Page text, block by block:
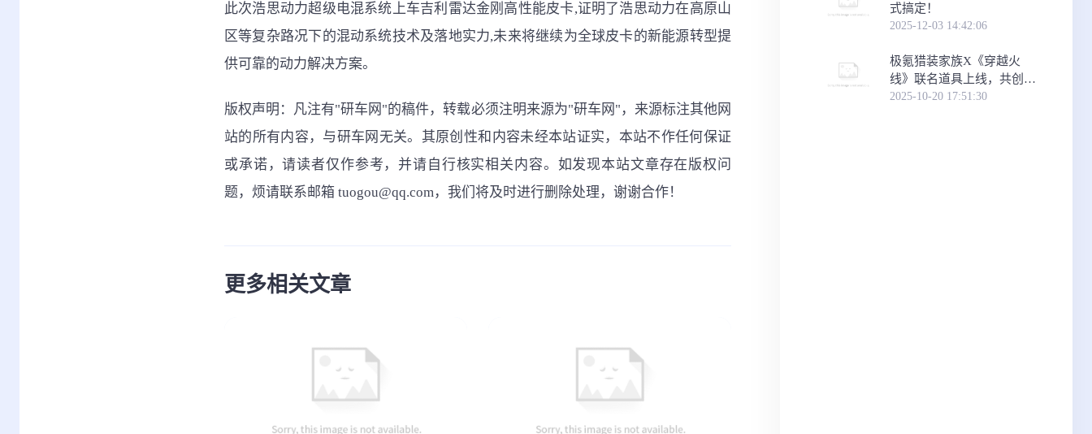
此次浩思动力超级电混系统上车吉利雷达金刚高性能皮卡,证明了浩思动力在高原山
区等复杂路况下的混动系统技术及落地实力,未来将继续为全球皮卡的新能源转型提
供可靠的动力解决方案。
版权声明：凡注有"研车网"的稿件，转载必须注明来源为"研车网"，来源标注其他网
站的所有内容，与研车网无关。其原创性和内容未经本站证实，本站不作任何保证
或承诺，请读者仅作参考，并请自行核实相关内容。如发现本站文章存在版权问
题，烦请联系邮箱 tuogou@qq.com，我们将及时进行删除处理，谢谢合作！
更多相关文章
式搞定！
2025-12-03 14:42:06
极氪猎装家族X《穿越火
线》联名道具上线，共创次
元新体验
2025-10-20 17:51:30